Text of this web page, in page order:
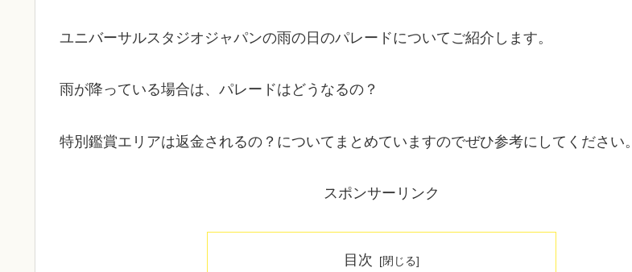
ユニバーサルスタジオジャパンの雨の日のパレードについてご紹介します。
雨が降っている場合は、パレードはどうなるの？
特別鑑賞エリアは返金されるの？についてまとめていますのでぜひ参考にしてください。
スポンサーリンク
目次